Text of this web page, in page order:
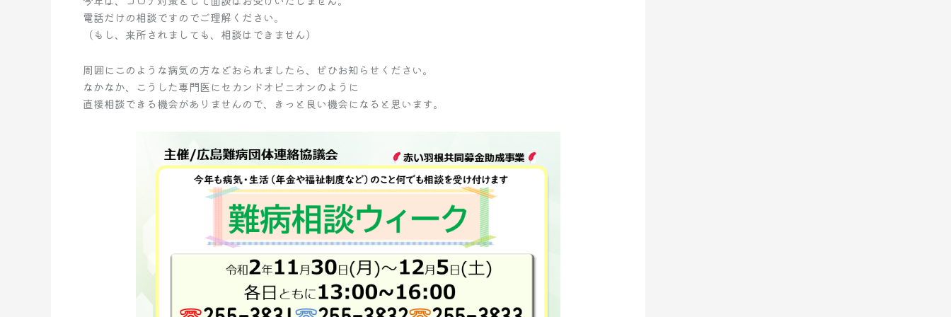
電話だけの相談ですのでご理解ください。
（もし、来所されましても、相談はできません）
周囲にこのような病気の方などおられましたら、ぜひお知らせください。
なかなか、こうした専門医にセカンドオピニオンのように
直接相談できる機会がありませんので、きっと良い機会になると思います。